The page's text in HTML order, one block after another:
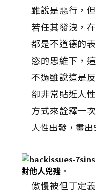
雖說是惡行，
若任其發洩，
都是不道德的
慾的思維下，
不過雖說這是
卻非常貼近人
方式來詮釋一
人性出發，畫
對他人兇殘。
傲慢被但丁定